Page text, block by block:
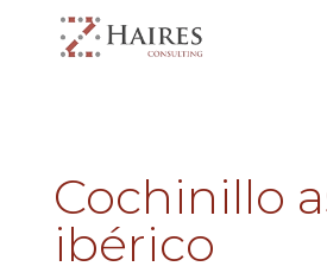
Cochinillo
ibérico